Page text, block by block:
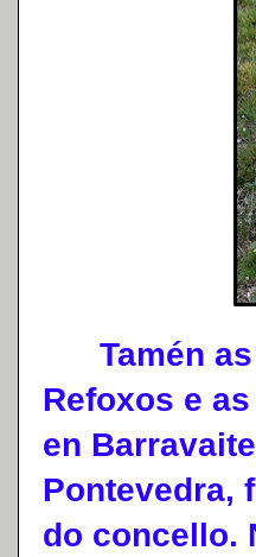
Tamén as
Refoxos e
en
Pontevedra,
do concello.